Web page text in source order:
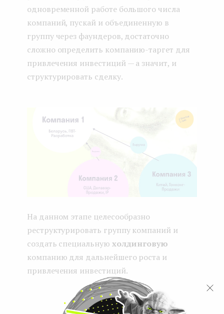
одновременной работе большого числа
компаний, пускай и объединенную в
группу через фаундеров, достаточно
сложно определить компанию-таргет для
привлечения инвестиций — а значит, и
структурировать сделку.
На данном этапе целесообразно
реструктурировать группу компаний и
создать специальную холдинговую
компанию для дальнейшего роста и
привлечения инвестиций.
...